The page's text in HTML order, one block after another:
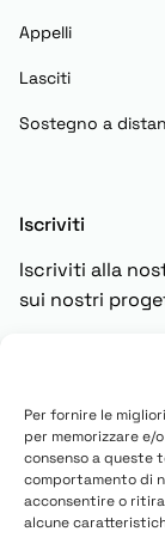
Per fornire le
per memorizzare e/
consenso a queste
comportamento di
acconsentire o
alcune
Appelli
Lasciti
Sostegno a
Iscriviti
Iscriviti alla
sui nostri